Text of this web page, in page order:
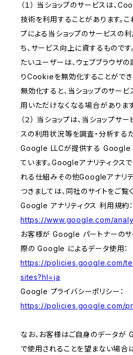
（１） 当ショップのサービスは、
技術を利用することがあります。こ
プによる当ショップのサービスの
ち、サービス向上に資するもので
たいユーザーは、ウェブブラウザ
りCookieを無効化することができ
無効化すると、当ショップのサー
用いただけなくなる場合があります
（２） 当ショップは、当ショップサ
スの利用状況等を調査・分析する
Google LLCが提供する Google
ています。Googleアナリティクス
れる仕組みその他Googleアナリ
つきましては、同社のサイトをご覧
Google アナリティクス 利用規約：
https://www.google.com/
お客様が Google パートナーのサ
際の Google によるデータ使用：
https://policies.google.com/
sites?hl=ja
Google プライバシーポリシー：
https://policies.google.com/
なお、お客様はご自身のデータが
で使用されることを望まない場合